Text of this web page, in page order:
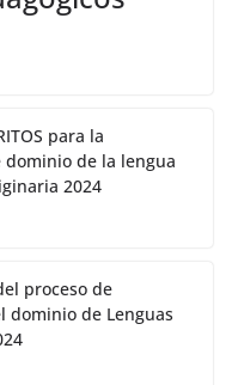
para la
dominio de la lengua
2024
proceso de
dominio de Lenguas